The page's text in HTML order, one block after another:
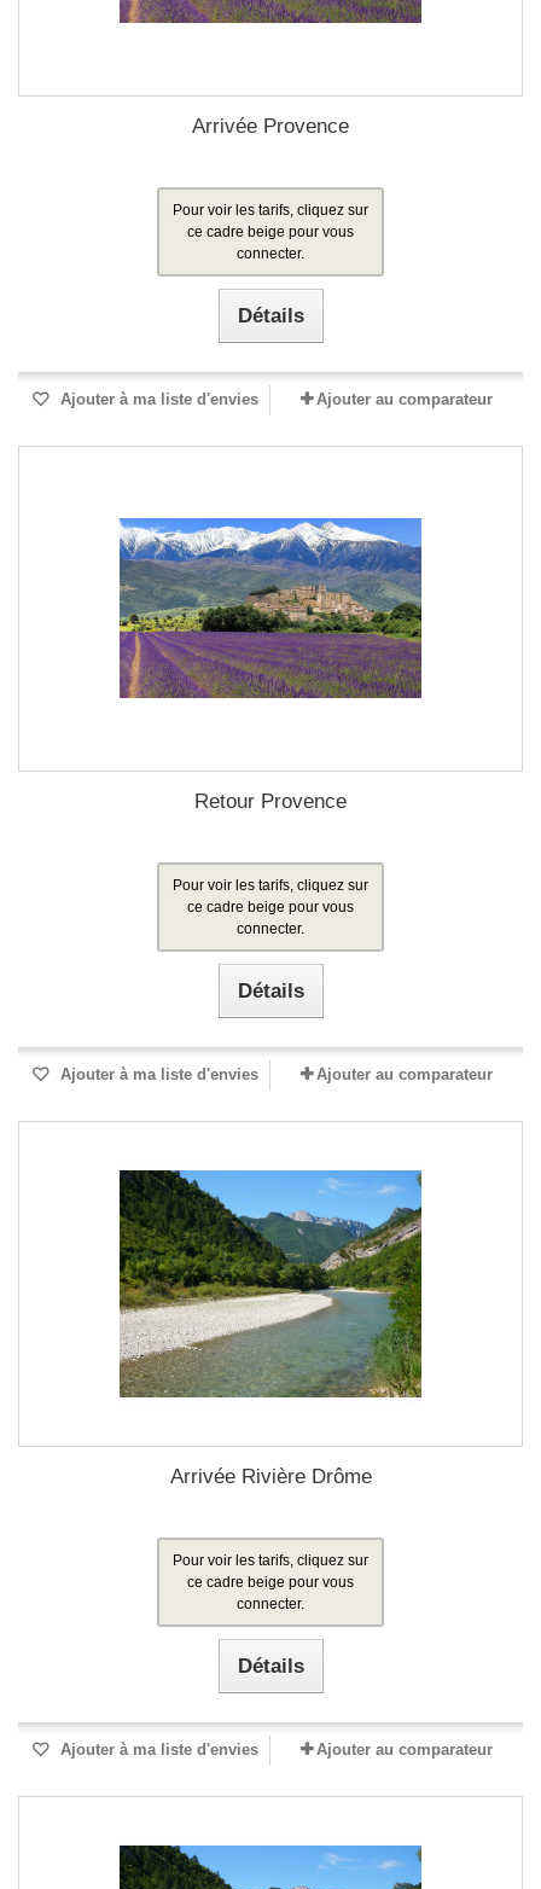
Arrivée Provence
Pour voir les tarifs, cliquez sur
ce cadre beige pour vous
connecter.
Détails
Ajouter à ma liste d'envies Ajouter au comparateur
Retour Provence
Pour voir les tarifs, cliquez sur
ce cadre beige pour vous
connecter.
Détails
Ajouter à ma liste d'envies Ajouter au comparateur
Arrivée Rivière Drôme
Pour voir les tarifs, cliquez sur
ce cadre beige pour vous
connecter.
Détails
Ajouter à ma liste d'envies Ajouter au comparateur